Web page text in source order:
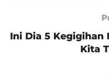
Ini Dia 5 Kegigihan
Kita